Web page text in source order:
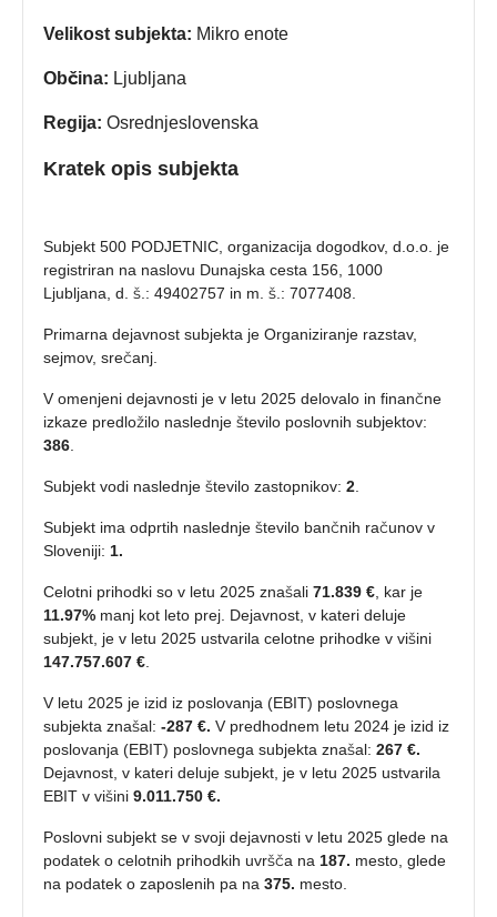
Velikost subjekta: Mikro enote
Občina: Ljubljana
Regija: Osrednjeslovenska
Kratek opis subjekta
Subjekt 500 PODJETNIC, organizacija dogodkov, d.o.o. je
registriran na naslovu Dunajska cesta 156, 1000
Ljubljana, d. š.: 49402757 in m. š.: 7077408.
Primarna dejavnost subjekta je Organiziranje razstav,
sejmov, srečanj.
V omenjeni dejavnosti je v letu 2025 delovalo in finančne
izkaze predložilo naslednje število poslovnih subjektov:
386
Subjekt vodi naslednje število zastopnikov: 2
Subjekt ima odprtih naslednje število bančnih računov v
Sloveniji: 1.
Celotni prihodki so v letu 2025 znašali 71.839 € , kar je
11.97% manj kot leto prej. Dejavnost, v kateri deluje
subjekt, je v letu 2025 ustvarila celotne prihodke v višini
147.757.607 €
V letu 2025 je izid iz poslovanja (EBIT) poslovnega
subjekta znašal: -287 €. V predhodnem letu 2024 je izid iz
poslovanja (EBIT) poslovnega subjekta znašal: 267 €.
Dejavnost, v kateri deluje subjekt, je v letu 2025 ustvarila
EBIT v višini 9.011.750 €.
Poslovni subjekt se v svoji dejavnosti v letu 2025 glede na
podatek o celotnih prihodkih uvršča na 187. mesto, glede
na podatek o zaposlenih pa na 375. mesto.